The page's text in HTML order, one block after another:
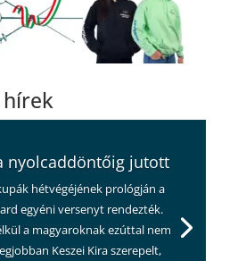
hírek
nyolcaddöntőig jutott
hétvégéjének prológján a
egyéni versenyt rendezték.
a magyaroknak ezúttal nem
Keszei Kira szerepelt,